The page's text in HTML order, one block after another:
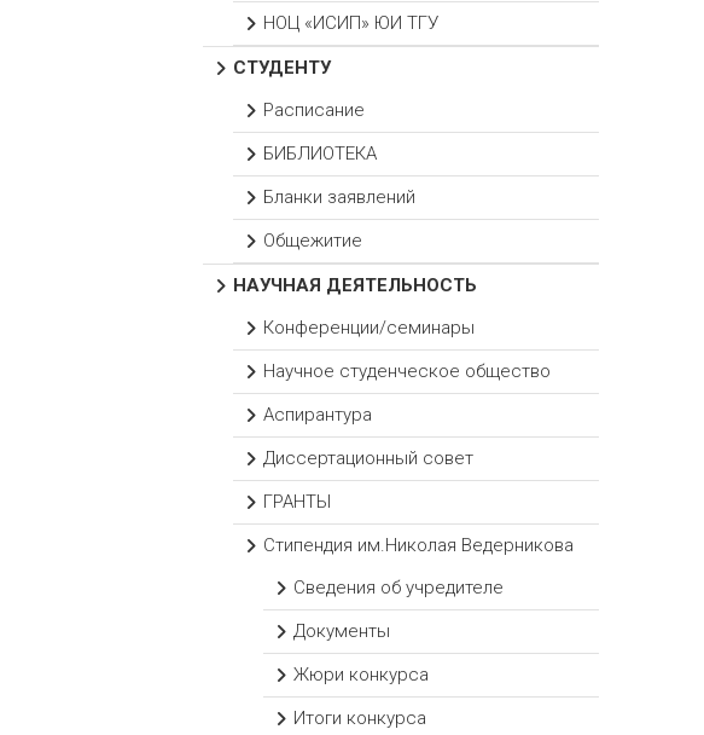
НОЦ «ИСИП» ЮИ ТГУ
СТУДЕНТУ
Расписание
БИБЛИОТЕКА
Бланки заявлений
Общежитие
НАУЧНАЯ ДЕЯТЕЛЬНОСТЬ
Конференции/семинары
Научное студенческое общество
Аспирантура
Диссертационный совет
ГРАНТЫ
Стипендия им.Николая Ведерникова
Сведения об учредителе
Документы
Жюри конкурса
Итоги конкурса